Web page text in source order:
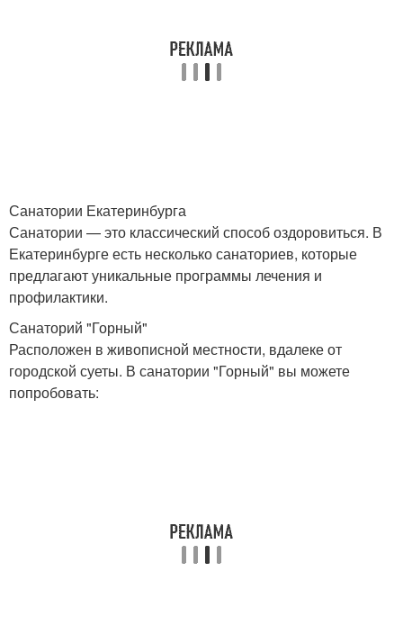
Санатории Екатеринбурга
Санатории — это классический способ оздоровиться. В
Екатеринбурге есть несколько санаториев, которые
предлагают уникальные программы лечения и
профилактики.
Санаторий "Горный"
Расположен в живописной местности, вдалеке от
городской суеты. В санатории "Горный" вы можете
попробовать: